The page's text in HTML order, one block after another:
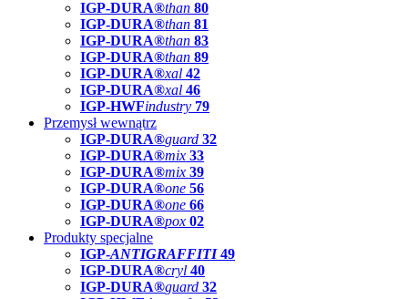
IGP-DURA®than 80
IGP-DURA®than 81
IGP-DURA®than 83
IGP-DURA®than 89
IGP-DURA®xal 42
IGP-DURA®xal 46
IGP-HWFindustry 79
Przemysł wewnątrz
IGP-DURA®guard 32
IGP-DURA®mix 33
IGP-DURA®mix 39
IGP-DURA®one 56
IGP-DURA®one 66
IGP-DURA®pox 02
Produkty specjalne
IGP-ANTIGRAFFITI49
IGP-DURA®cryl 40
IGP-DURA®guard 32